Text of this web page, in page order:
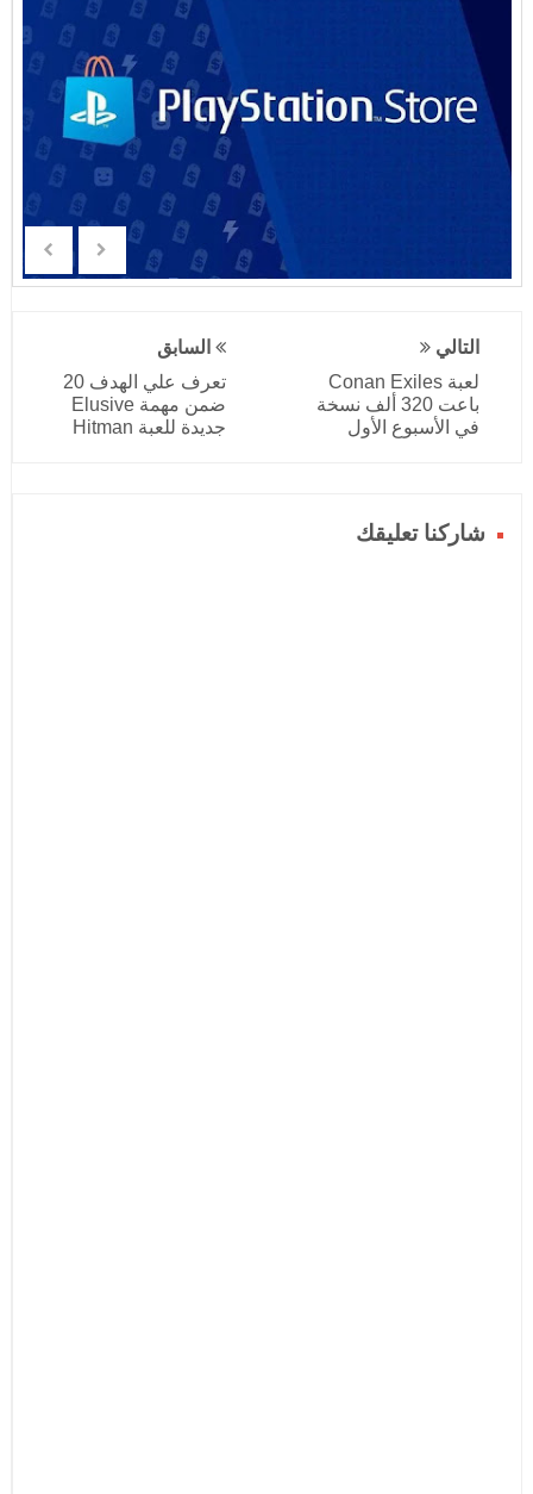
التالي
لعبة Conan Exiles
باعت 320 ألف نسخة
في الأسبوع الأول
السابق
تعرف علي الهدف 20
ضمن مهمة Elusive
جديدة للعبة Hitman
شاركنا تعليقك